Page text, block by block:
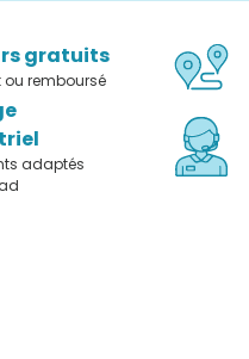
gratuits
remboursé
adaptés